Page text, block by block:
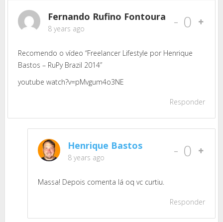
Fernando Rufino Fontoura
8 years ago - 0
Recomendo o vídeo “Freelancer Lifestyle por Henrique
Bastos – RuPy Brazil 2014”
youtube watch?v=pMvgum4o3NE
Responder
Henrique Bastos
8 years ago - 0
Massa! Depois comenta lá oq vc curtiu.
Responder